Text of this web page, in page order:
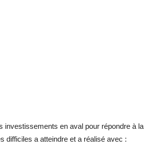
investissements en aval pour répondre à la
difficiles a atteindre et a réalisé avec :